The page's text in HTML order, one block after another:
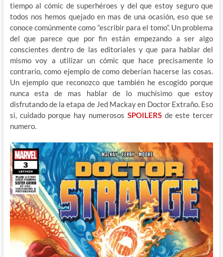
tiempo al cómic de superhéroes y del que estoy seguro que
todos nos hemos quejado en mas de una ocasión, eso que se
conoce comúnmente como “escribir para el tomo”. Un problema
del que parece que por fin están empezando a ser algo
conscientes dentro de las editoriales y que para hablar del
mismo voy a utilizar un cómic que hace precisamente lo
contrario, como ejemplo de como deberían hacerse las cosas.
Un ejemplo que reconozco que también he escogido porque
nunca esta de mas hablar de lo muchísimo que estoy
disfrutando de la etapa de Jed Mackay en Doctor Extraño. Eso
si, cuidado porque hay numerosos SPOILERSde este tercer
numero.